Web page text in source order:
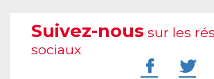
Suivez-nous sur les
sociaux